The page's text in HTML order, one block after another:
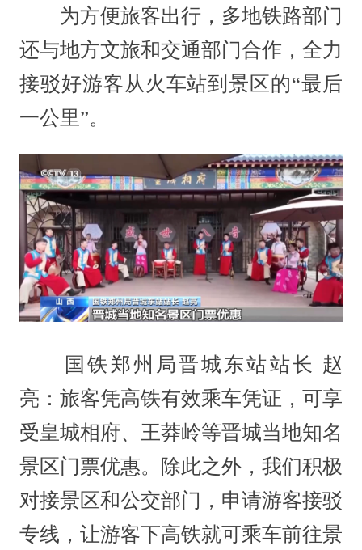
为方便旅客出行，多地铁路部门
还与地方文旅和交通部门合作，全力
接驳好游客从火车站到景区的“最后
一公里”。
国铁郑州局晋城东站站长 赵
亮：旅客凭高铁有效乘车凭证，可享
受皇城相府、王莽岭等晋城当地知名
景区门票优惠。除此之外，我们积极
对接景区和公交部门，申请游客接驳
专线，让游客下高铁就可乘车前往景